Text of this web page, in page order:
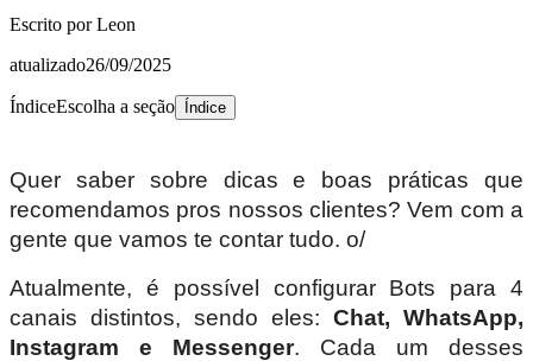
Escrito porLeon
atualizado26/09/2025
ÍndiceEscolha a seção Índice
Quer saber sobre dicas e boas práticas que
recomendamos pros nossos clientes? Vem com a
gente que vamos te contar tudo. o/
Atualmente, é possível configurar Bots para 4
canais distintos, sendo eles: Chat, WhatsApp,
Instagram e Messenger. Cada um desses